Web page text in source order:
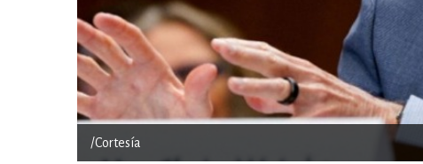
/Cortesía